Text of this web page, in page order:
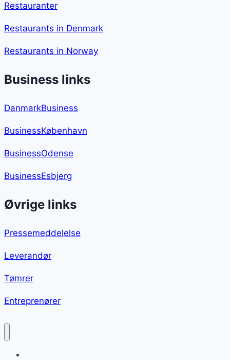
Restauranter
Restaurants in Denmark
Restaurants in Norway
Business links
DanmarkBusiness
BusinessKøbenhavn
BusinessOdense
BusinessEsbjerg
Øvrige links
Pressemeddelelse
Leverandør
Tømrer
Entreprenører